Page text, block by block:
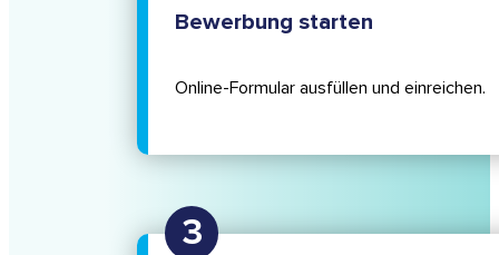
Bewerbung starten
Online-Formular ausfüllen und einreichen.